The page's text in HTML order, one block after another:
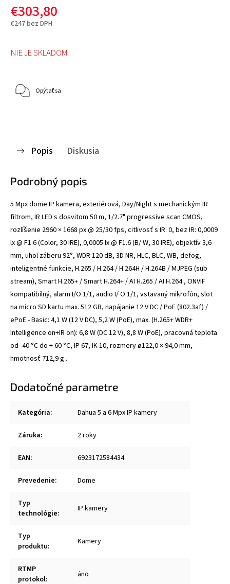
€303,80
€247 bez DPH
NIE JE SKLADOM
Opýtať sa
Popis Diskusia
Podrobný popis
5 Mpx dome IP kamera, exteriérová, Day/Night s mechanickým IR
filtrom, IR LED s dosvitom 50 m, 1/2.7" progressive scan CMOS,
rozlíšenie 2960 × 1668 px @ 25/30 fps, citlivosť s IR: 0, bez IR: 0,0009
lx @ F1.6 (Color, 30 IRE), 0,0005 lx @ F1.6 (B/ W, 30 IRE), objektív 3,6
mm, uhol záberu 92°, WDR 120 dB, 3D NR, HLC, BLC, WB, defog,
inteligentné funkcie, H.265 / H.264 / H.264H / H.264B / MJPEG (sub
stream), Smart H.265+ / Smart H.264+ / AI H.265 / AI H.264 , ONVIF
kompatibilný, alarm I/O 1/1, audio I/ O 1/1, vstavaný mikrofón, slot
na micro SD kartu max. 512 GB, napájanie 12 V DC / PoE (802.3af) /
ePoE - Basic: 4,1 W (12 V DC), 5,2 W (PoE), max. (H.265+ WDR+
Intelligence on+IR on): 6,8 W (DC 12 V), 8,8 W (PoE), pracovná teplota
od -40 °C do + 60 °C, IP 67, IK 10, rozmery ø122,0 × 94,0 mm,
hmotnosť 712,9 g .
Dodatočné parametre
Kategória: Dahua 5 a 6 Mpx IP kamery
Záruka: 2 roky
EAN: 6923172584434
Prevedenie: Dome
Typ
technológie: IP kamery
Typ
produktu: Kamery
RTMP
protokol: áno